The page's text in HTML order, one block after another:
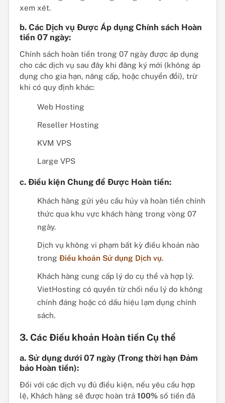
xem xét.
b. Các Dịch vụ Được Áp dụng Chính sách Hoàn
tiền 07 ngày:
Chính sách hoàn tiền trong 07 ngày được áp dụng
cho các dịch vụ sau đây khi đăng ký mới (không áp
dụng cho gia hạn, nâng cấp, hoặc chuyển đổi), trừ
khi có quy định khác:
Web Hosting
Reseller Hosting
KVM VPS
Large VPS
c. Điều kiện Chung để Được Hoàn tiền:
Khách hàng gửi yêu cầu hủy và hoàn tiền chính
thức qua khu vực khách hàng trong vòng 07
ngày.
Dịch vụ không vi phạm bất kỳ điều khoản nào
trong Điều khoản Sử dụng Dịch vụ.
Khách hàng cung cấp lý do cụ thể và hợp lý.
VietHosting có quyền từ chối nếu lý do không
chính đáng hoặc có dấu hiệu lạm dụng chính
sách.
3. Các Điều khoản Hoàn tiền Cụ thể
a. Sử dụng dưới 07 ngày (Trong thời hạn Đảm
bảo Hoàn tiền):
Đối với các dịch vụ đủ điều kiện, nếu yêu cầu hợp
lệ, Khách hàng sẽ được hoàn trả 100%số tiền đã